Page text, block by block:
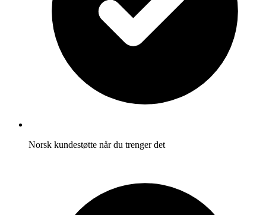
Norsk kundestøtte når du trenger det